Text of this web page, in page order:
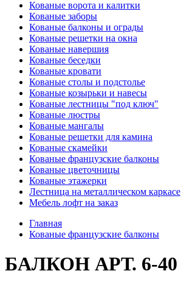
Кованые ворота и калитки
Кованые заборы
Кованые балконы и ограды
Кованые решетки на окна
Кованые навершия
Кованые беседки
Кованые кровати
Кованые столы и подстолье
Кованые козырьки и навесы
Кованые лестницы "под ключ"
Кованые люстры
Кованые мангалы
Кованые решетки для камина
Кованые скамейки
Кованые французские балконы
Кованые цветочницы
Кованые этажерки
Лестница на металлическом каркасе
Мебель лофт на заказ
Главная
Кованые французские балконы
БАЛКОН АРТ. 6-40